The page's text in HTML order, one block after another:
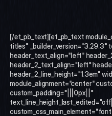
[/et_pb_text][et_pb_text
titles" _builder_version="3.29.3"
header_text_align="left"
header_2_text_align="left"
header_2_line_height="1.3em"
module_alignment="center"
custom_padding="|||0px||"